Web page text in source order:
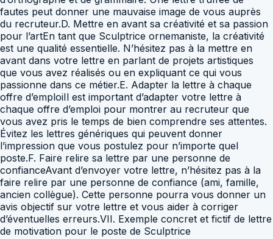
fautes peut donner une mauvaise image de vous auprès
du recruteur.D. Mettre en avant sa créativité et sa passion
pour l’artEn tant que Sculptrice ornemaniste, la créativité
est une qualité essentielle. N’hésitez pas à la mettre en
avant dans votre lettre en parlant de projets artistiques
que vous avez réalisés ou en expliquant ce qui vous
passionne dans ce métier.E. Adapter la lettre à chaque
offre d’emploiIl est important d’adapter votre lettre à
chaque offre d’emploi pour montrer au recruteur que
vous avez pris le temps de bien comprendre ses attentes.
Évitez les lettres génériques qui peuvent donner
l’impression que vous postulez pour n’importe quel
poste.F. Faire relire sa lettre par une personne de
confianceAvant d’envoyer votre lettre, n’hésitez pas à la
faire relire par une personne de confiance (ami, famille,
ancien collègue). Cette personne pourra vous donner un
avis objectif sur votre lettre et vous aider à corriger
d’éventuelles erreurs.VII. Exemple concret et fictif de lettre
de motivation pour le poste de Sculptrice